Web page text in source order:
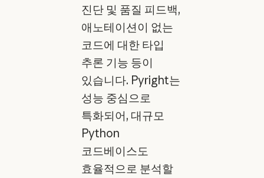
진단 및 품질 피드백,
애노테이션이 없는
코드에 대한 타입
추론 기능 등이
있습니다. Pyright는
성능 중심으로
특화되어, 대규모
Python
코드베이스도
효율적으로 분석할